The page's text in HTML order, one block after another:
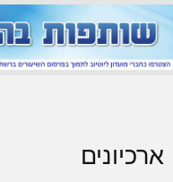
ארכיונים